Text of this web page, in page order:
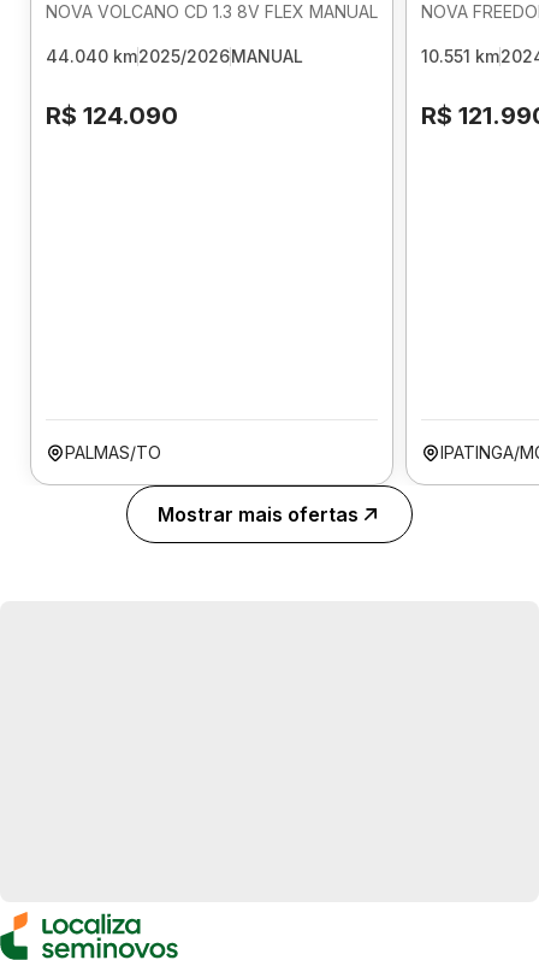
NOVA VOLCANO CD 1.3 8V FLEX MANUAL
44.040 km2025/2026MANUAL
R$ 124.090
PALMAS/TO
NOVA
10.551 km
R$
IPATINGA/
Mostrar mais ofertas